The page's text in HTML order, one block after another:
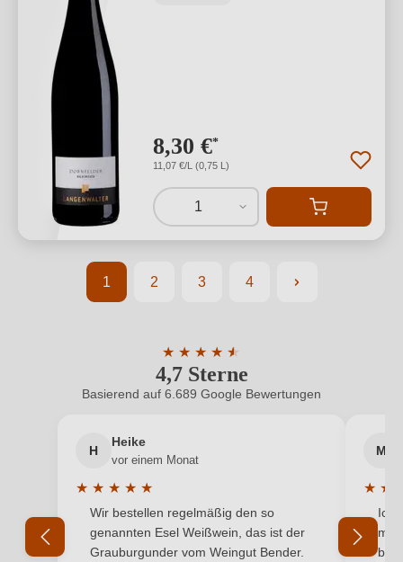
8,30 €*
11,07 €/L (0,75 L)
1
Seite
1
Seite
2
Seite
3
Seite
4
4,7 Sterne
★ ★ ★ ★ ★
★
Durchschnittliche Bewertung von 4.7
Basierend auf 6.689 Google Bewertungen
H
Heike
vor einem Monat
★ ★ ★ ★ ★
Durchschnittliche Bewertung von 5 von 5 Sternen
Wir bestellen regelmäßig den so
genannten Esel Weißwein, das ist der
Grauburgunder vom Weingut Bender.
M
★ ★
Ich
mit